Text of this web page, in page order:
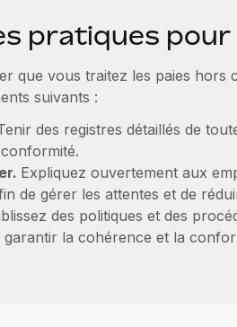
pratiques pour
que vous traitez les paies hors
suivants :
des registres détaillés de
Expliquez ouvertement aux
de gérer les attentes et de
des politiques et des
la cohérence et la